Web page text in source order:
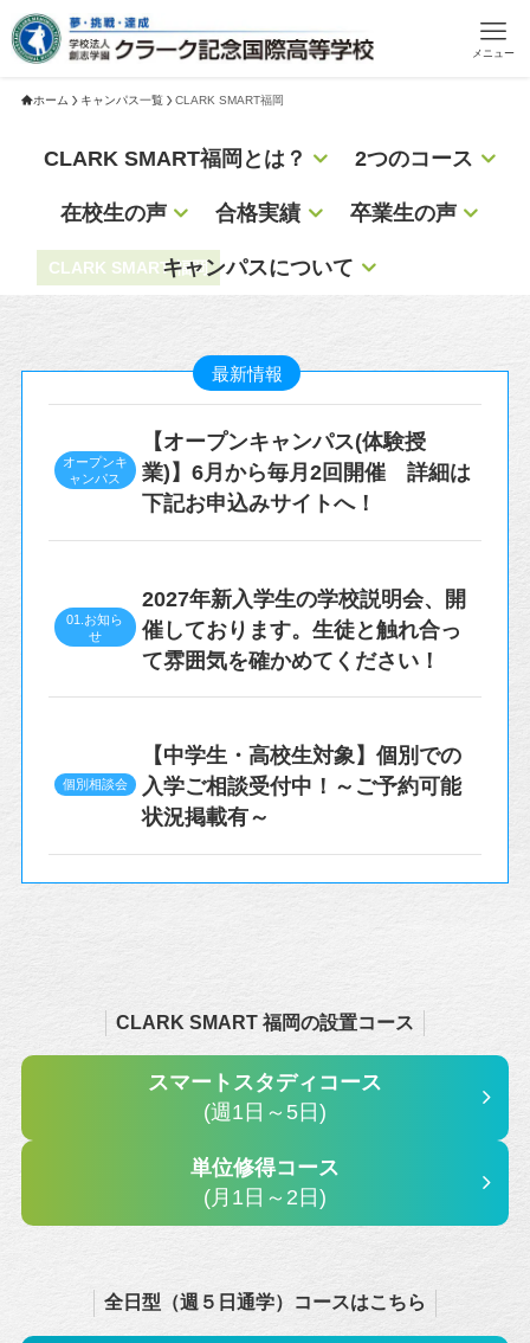
メニュー
ホーム キャンパス一覧 CLARK SMART福岡
CLARK SMART 福岡
CLARK SMART福岡とは？ 2つのコース
在校生の声 合格実績 卒業生の声
キャンパスについて
最新情報
オープンキ
ャンパス
【オープンキャンパス(体験授
業)】6月から毎月2回開催 詳細は
下記お申込みサイトへ！
01.お知ら
せ
2027年新入学生の学校説明会、開
催しております。生徒と触れ合っ
て雰囲気を確かめてください！
個別相談会
【中学生・高校生対象】個別での
入学ご相談受付中！～ご予約可能
状況掲載有～
CLARK SMART 福岡の設置コース
スマートスタディコース
(週1日～5日)
単位修得コース
(月1日～2日)
全日型（週５日通学）コースはこちら